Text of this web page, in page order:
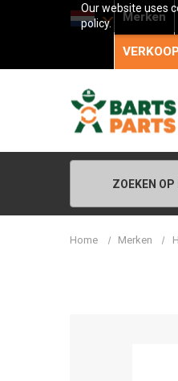
Our website uses
policy.
Merken
ZOEKEN OP
Home Merken